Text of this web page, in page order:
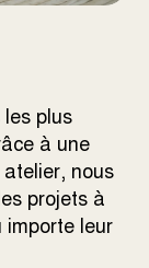
plus
à une
nous
projets à
importe leur